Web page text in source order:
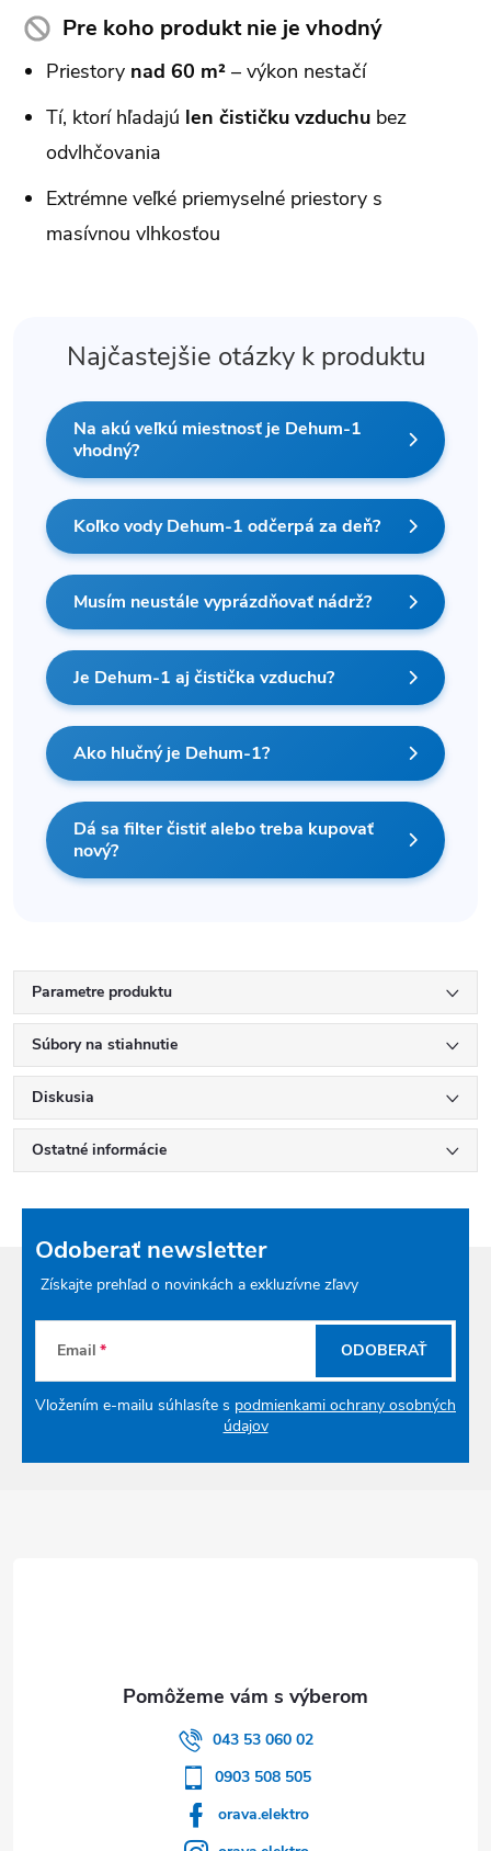
Pre koho produkt nie je vhodný
Priestory nad 60 m² – výkon nestačí
Tí, ktorí hľadajú len čističku vzduchu bez
odvlhčovania
Extrémne veľké priemyselné priestory s
masívnou vlhkosťou
Najčastejšie otázky k produktu
Na akú veľkú miestnosť je Dehum-1
vhodný?
Koľko vody Dehum-1 odčerpá za deň?
Musím neustále vyprázdňovať nádrž?
Je Dehum-1 aj čistička vzduchu?
Ako hlučný je Dehum-1?
Dá sa filter čistiť alebo treba kupovať
nový?
Parametre produktu
Súbory na stiahnutie
Diskusia
Ostatné informácie
Odoberať newsletter
Získajte prehľad o novinkách a exkluzívne zľavy
Email
Vložením e-mailu súhlasíte s podmienkami ochrany osobných
údajov
ODOBERAŤ
043 53 060 02
0903 508 505
orava.elektro